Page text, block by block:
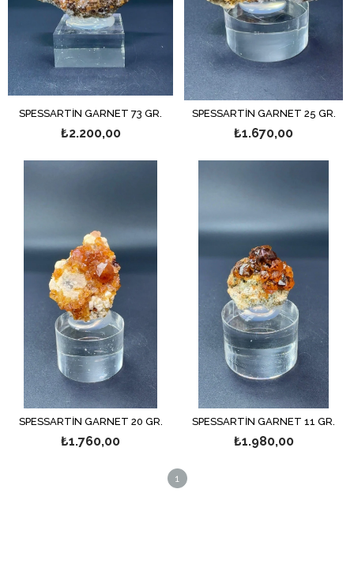
SPESSARTİN GARNET 73 GR.
₺2.200,00
SPESSARTİN GARNET 25 GR.
₺1.670,00
SPESSARTİN GARNET 20 GR.
₺1.760,00
SPESSARTİN GARNET 11 GR.
₺1.980,00
1